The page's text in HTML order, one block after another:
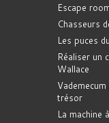
Escape
Chasseurs
Les puces
Réaliser un
Wallace
trésor
La machine